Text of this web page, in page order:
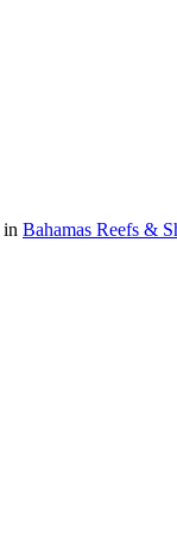
in Bahamas Reefs &